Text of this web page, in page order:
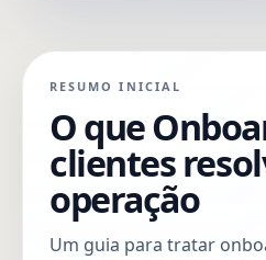
RESUMO INICIAL
O que
clientes
operação
Um guia para tratar